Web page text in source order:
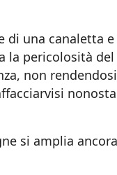
di una canaletta e
la pericolosità
non
si amplia